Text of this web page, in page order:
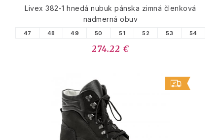
Livex 382-1 hnedá nubuk pánska zimná členková
nadmerná obuv
47 48 49 50 51 52 53 54
274.22 €